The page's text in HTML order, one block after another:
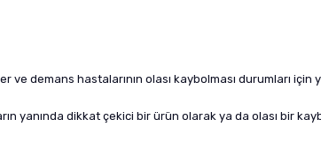
demans hastalarının olası kaybolması durumları için
yanında dikkat çekici bir ürün olarak ya da olası bir